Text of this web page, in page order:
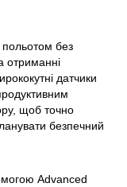
без
отриманні
датчики
щоб точно
безпечний
Advanced